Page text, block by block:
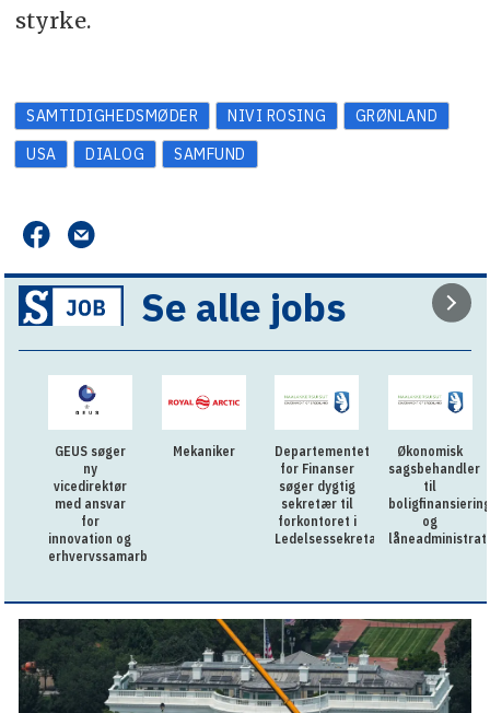
styrke.
SAMTIDIGHEDSMØDER NIVI ROSING
GRØNLAND
USA
DIALOG SAMFUND
Se alle jobs
GEUS søger
ny
vicedirektør
med ansvar
for
innovation og
erhvervssamarbejde
Mekaniker
Departementet
for Finanser
søger dygtig
sekretær til
forkontoret i
Ledelsessekretariatet
Økonomisk
sagsbehandler
til
boligfinansiering
og